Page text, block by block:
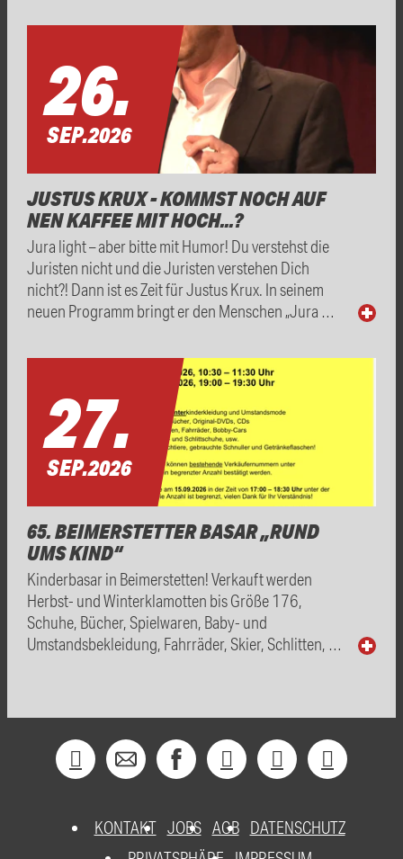
26.
SEP.2026
JUSTUS KRUX - KOMMST NOCH AUF
NEN KAFFEE MIT HOCH...?
Jura light – aber bitte mit Humor! Du verstehst die
Juristen nicht und die Juristen verstehen Dich
nicht?! Dann ist es Zeit für Justus Krux. In seinem
neuen Programm bringt er den Menschen „Jura …
27.
SEP.2026
65. BEIMERSTETTER BASAR „RUND
UMS KIND“
Kinderbasar in Beimerstetten! Verkauft werden
Herbst- und Winterklamotten bis Größe 176,
Schuhe, Bücher, Spielwaren, Baby- und
Umstandsbekleidung, Fahrräder, Skier, Schlitten, …
KONTAKT JOBS AGB DATENSCHUTZ